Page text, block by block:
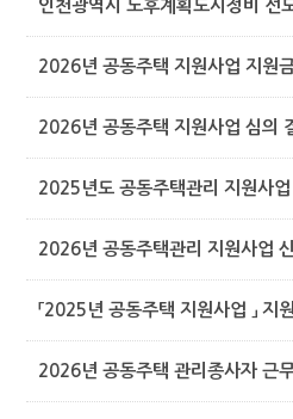
인천광역시 노후계획도시정비 선
2026년 공동주택 지원사업 지원
2026년 공동주택 지원사업 심의
2025년도 공동주택관리 지원사
2026년 공동주택관리 지원사업
「2025년 공동주택 지원사업 」
2026년 공동주택 관리종사자 근